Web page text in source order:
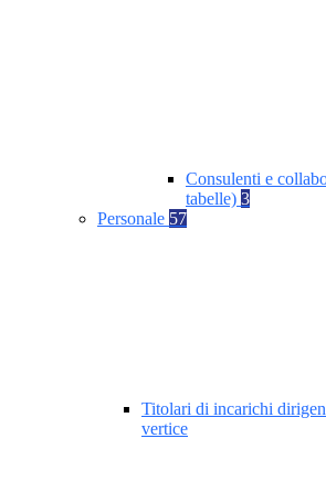
Consulenti e
tabelle) 3
Personale 57
Titolari di incarichi
vertice